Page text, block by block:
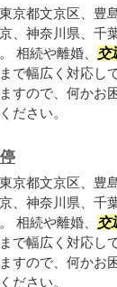
京都文京区、豊
、神奈川県、千
相続や離婚、 交
で幅広く対応し
すので、何かお
ださい。
京都文京区、豊
、神奈川県、千
相続や離婚、 交
で幅広く対応し
すので、何かお
ださい。